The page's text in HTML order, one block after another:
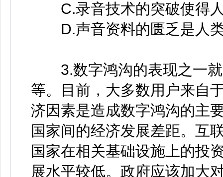
C.录音技术的突破使得人
D.声音资料的匮乏是人类
3.数字鸿沟的表现之一就
等。目前，大多数用户来自
济因素是造成数字鸿沟的主
国家间的经济发展差距。互
国家在相关基础设施上的投
展水平较低。政府应该加大